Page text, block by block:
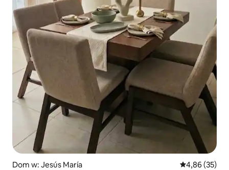
Dom w: Jesús María Średnia
4,86 (35)